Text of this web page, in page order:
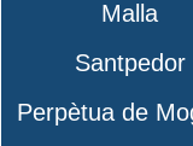
Malla
Santpedor
Perpètua de